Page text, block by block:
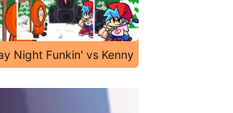
Night Funkin' vs Kenny